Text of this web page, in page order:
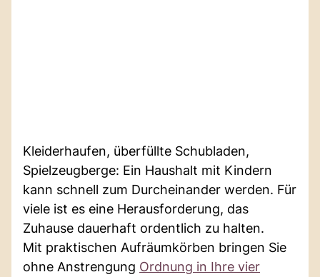
Kleiderhaufen, überfüllte Schubladen,
Spielzeugberge: Ein Haushalt mit Kindern
kann schnell zum Durcheinander werden. Für
viele ist es eine Herausforderung, das
Zuhause dauerhaft ordentlich zu halten.
Mit praktischen Aufräumkörben bringen Sie
ohne Anstrengung Ordnung in Ihre vier